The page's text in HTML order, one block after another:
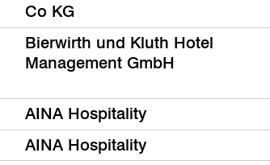
Co KG
Bierwirth und Kluth Hotel
Management GmbH
AINA Hospitality
AINA Hospitality